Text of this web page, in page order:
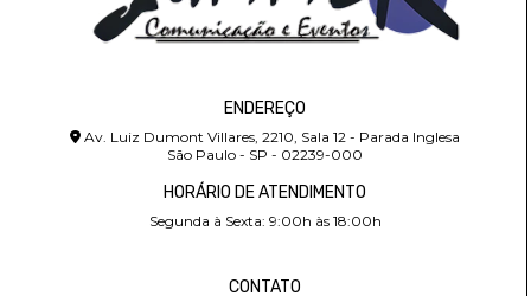
ENDEREÇO
Av. Luiz Dumont Villares, 2210, Sala 12 - Parada Inglesa
São Paulo - SP - 02239-000
HORÁRIO DE ATENDIMENTO
Segunda à Sexta: 9:00h às 18:00h
CONTATO